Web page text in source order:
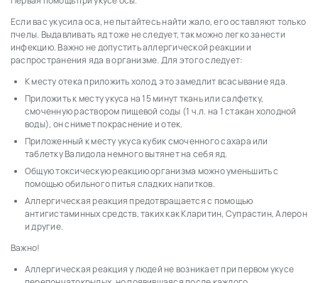
Если вас укусила оса, не пытайтесь найти жало, его оставляют только
пчелы. Выдавливать яд тоже не следует, так можно легко занести
инфекцию. Важно не допустить аллергической реакции и
распространения яда в организме. Для этого следует:
К месту отека приложить холод, это замедлит всасывание яда.
Приложить к месту укуса на 15 минут ткань или салфетку,
смоченную раствором пищевой соды (1 ч.л. на 1 стакан холодной
воды), он снимет покраснение и отек.
Приложенный к месту укуса кубик смоченного сахара или
таблетку Валидола немного вытянет на себя яд.
Общую токсическую реакцию организма можно уменьшить с
помощью обильного питья сладких напитков.
Аллергическая реакция предотвращается с помощью
антигистаминных средств, таких как Кларитин, Супрастин, Алерон
и другие.
Важно!
Аллергическая реакция у людей не возникает при первом укусе